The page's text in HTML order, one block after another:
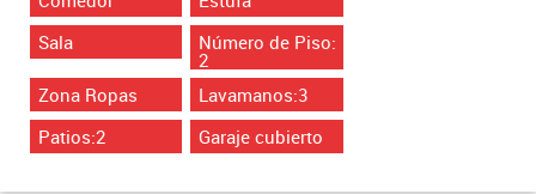
Sala
Número de Piso:
2
Zona Ropas
Lavamanos:3
Patios:2
Garaje cubierto